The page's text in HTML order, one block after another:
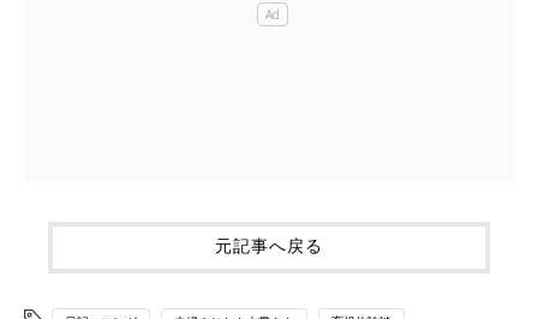
元記事へ戻る